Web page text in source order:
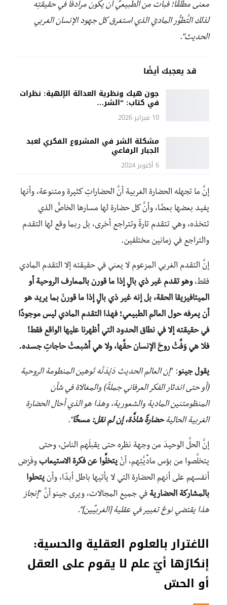
معنى مطلقًا؛ فبات من الطبيعيِّ أن يكون مرادفًا في حقيقتِه
لذلك التَّطوُّر الماديّ الذي استغرق كل جهود الإنسان الغربي
الحديث“.
قد يعجبك أيضًا
جون هيك ونظرية العدالة الإلهية: نظرات
في كتاب: “الشر…
10 فبراير 2026
مشكلة الشر في المشروع الفكري لعبد
الجبار الرفاعي
6 أكتوبر 2024
إنَّ ما تجهله الحضارة الغربية أنَّ الحضاراتِ كثيرة ومتنوعة، وأنها
يفيد بعضها بعضًا، وأنَّ كل حضارة لها مسارها الخاصُّ الذي
تتخذه، وهي تتقدم تارةً وتتراجع أخرى، بل ربما وقع لها التقدم
والتراجع في زمانين مختلفين.
إنَّ التقدم الغربي المزعوم لا يعني في حقيقته إلا التقدم المادي
فقط،وهو تقدم غير ذي بالٍ إذا ما قورن بالمعارف الروحية أو
الميتافيزيقا الحقة، بل إنه غير ذي بالٍ إذا ما قورنَ بما يريد هو
أن يعرفه حول العالم الطبيعي؛ فهذا التقدم المادي ليس موجودًا
في حقيقته إلا في نطاق الحدود التي أظهرنا عليها الواقع فقط!
فلا هي وَفَّتْ روحَ الإنسان حقَّها، ولا هي أشبعتْ حاجاتِ جسده.
يقول جينو: “إن العالم الحديث دَيْدَنُه تَوهين المنطومة الروحية
(أو حتى اندثار الفكر العرفاني جملةً) والمغالاة في شأن
المنظومتنين المادية والشعورية، وهذا هو الذي أحال الحضارة
الغربية الحاليةحضارةً شاذَّة، إن لم نقل: مسخًا“.
إنَّ الحلَّ الوحيدَ من وجهة نظره حتى يقبلَهم الناسُ، وحتى
يتخلَّصوا من بؤس مادِّيَّتِهم، أنْيتخلَّوا عن فكرة الاستيعاب وفَرْض
أنفسهم على أنهم الحضارة التي لا يأتيها باطل أبدًا، وأنيتحلوا
بالمشاركة الحضارية في جميع المجالات، ويرى جينو أنَّ “إنجاز
هذا يقتضي نوعَ تغيير في عقلية [الغربيِّين]“.
الاغترار بالعلوم العقلية والحسية:
إنكارُها أيّ علم لا يقوم على العقل
أو الحسّ